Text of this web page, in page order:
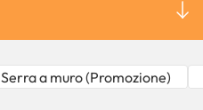
Serra a muro (Promozione)